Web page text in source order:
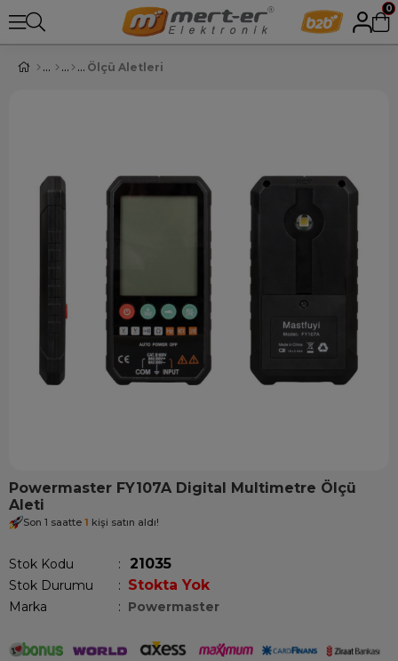
0
Ölçü Aletleri
Powermaster FY107A Digital Multimetre Ölçü
Aleti
Son 1 saatte 1 kişi satın aldı!
Stok Kodu 21035
Stok Durumu : Stokta Yok
Marka : Powermaster